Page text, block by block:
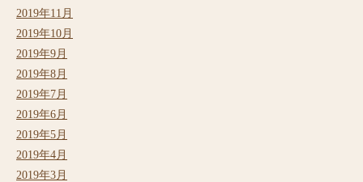
2019年11月
2019年10月
2019年9月
2019年8月
2019年7月
2019年6月
2019年5月
2019年4月
2019年3月